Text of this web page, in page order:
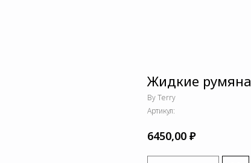
Жидкие румяна
By Terry
Артикул:
6450,00 ₽